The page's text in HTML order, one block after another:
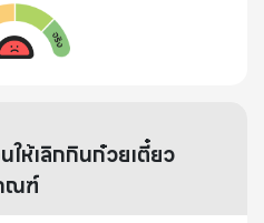
ชื้อมะเร็งในกระแสเลือด แต่
ตรงไหน คุณมนัสก็กลับบ้าน
ต่มีลูกที่น่ารักถึง 7 คน มี
ให้เลิกกินก๋วยเตี๋ยว
ณฑ์